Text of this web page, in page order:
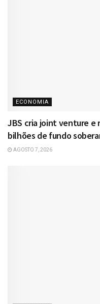
ECONOMIA
JBS cria joint venture e
bilhões de fundo
AGOSTO 7, 2026